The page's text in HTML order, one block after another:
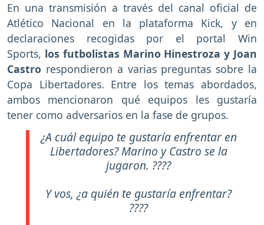
En una transmisión a través del canal oficial de
Atlético Nacional en la plataforma Kick, y en
declaraciones recogidas por el portal Win
Sports, los futbolistas Marino Hinestroza y Joan
Castro respondieron a varias preguntas sobre la
Copa Libertadores. Entre los temas abordados,
ambos mencionaron qué equipos les gustaría
tener como adversarios en la fase de grupos.
¿A cuál equipo te gustaría enfrentar en
Libertadores? Marino y Castro se la
jugaron. ????
Y vos, ¿a quién te gustaría enfrentar?
????